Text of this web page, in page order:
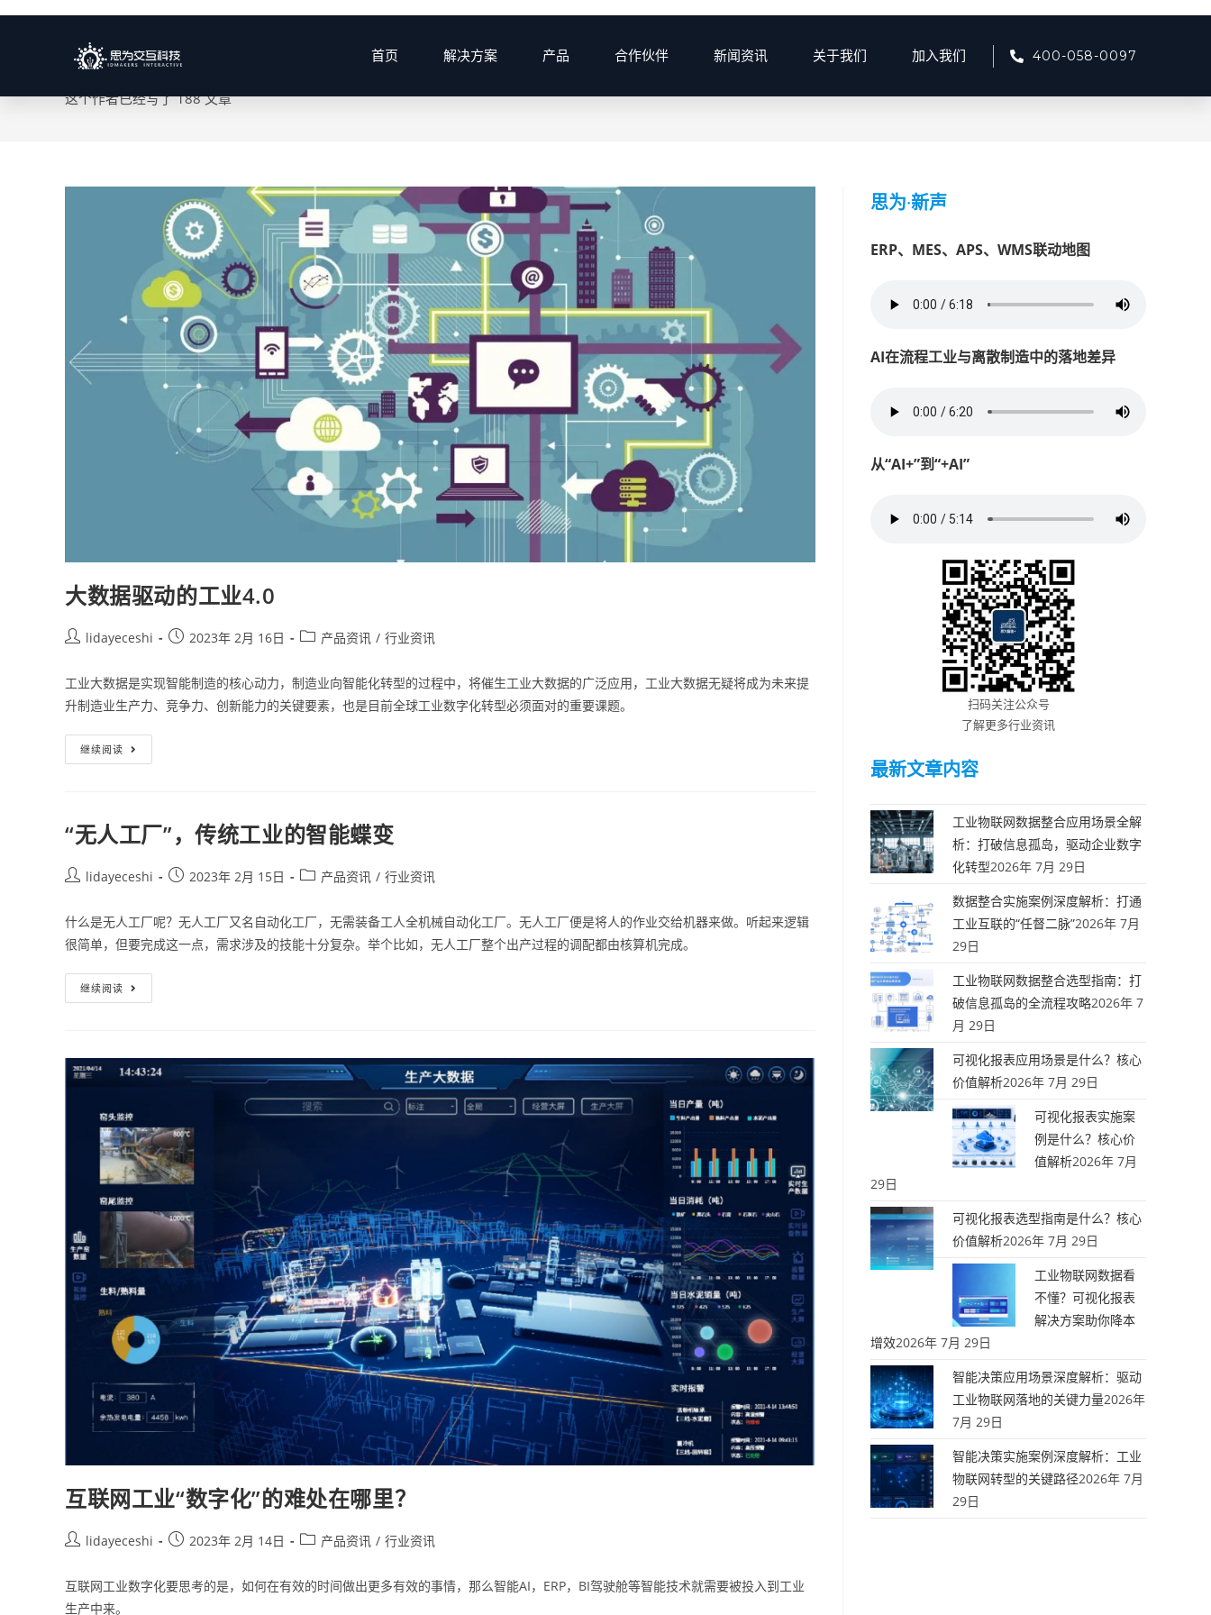
首页 解决方案 产品 合作伙伴 新闻资讯 关于我们 加入我们 400-058-0097
作者：lidayeceshi
这个作者已经写了 188 文章
大数据驱动的工业4.0
lidayeceshi 2023年 2月 16日 产品资讯 / 行业资讯
工业大数据是实现智能制造的核心动力，制造业向智能化转型的过程中，将催生工业大数据的广泛应用，工业大数据无疑将成为未来提
升制造业生产力、竞争力、创新能力的关键要素，也是目前全球工业数字化转型必须面对的重要课题。
继续阅读
“无人工厂”，传统工业的智能蝶变
lidayeceshi 2023年 2月 15日 产品资讯 / 行业资讯
什么是无人工厂呢？无人工厂又名自动化工厂，无需装备工人全机械自动化工厂。无人工厂便是将人的作业交给机器来做。听起来逻辑
很简单，但要完成这一点，需求涉及的技能十分复杂。举个比如，无人工厂整个出产过程的调配都由核算机完成。
继续阅读
互联网工业“数字化”的难处在哪里？
lidayeceshi 2023年 2月 14日 产品资讯 / 行业资讯
互联网工业数字化要思考的是，如何在有效的时间做出更多有效的事情，那么智能AI，ERP，BI驾驶舱等智能技术就需要被投入到工业
生产中来。
思为·新声
ERP、MES、APS、WMS联动地图
AI在流程工业与离散制造中的落地差异
从“AI+”到“+AI”
扫码关注公众号
了解更多行业资讯
最新文章内容
工业物联网数据整合应用场景全解
析：打破信息孤岛，驱动企业数字
化转型2026年 7月 29日
数据整合实施案例深度解析：打通
工业互联的“任督二脉”2026年 7月
29日
工业物联网数据整合选型指南：打
破信息孤岛的全流程攻略2026年 7
月 29日
可视化报表应用场景是什么？核心
价值解析2026年 7月 29日
可视化报表实施案
例是什么？核心价
值解析2026年 7月
29日
可视化报表选型指南是什么？核心
价值解析2026年 7月 29日
工业物联网数据看
不懂？可视化报表
解决方案助你降本
增效2026年 7月 29日
智能决策应用场景深度解析：驱动
工业物联网落地的关键力量2026年
7月 29日
智能决策实施案例深度解析：工业
物联网转型的关键路径2026年 7月
29日